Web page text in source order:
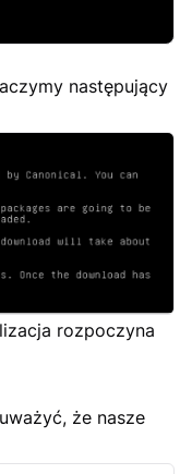
następujący
rozpoczyna
że nasze